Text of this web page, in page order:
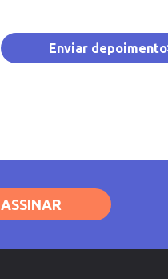
Enviar depoimento
ASSINAR